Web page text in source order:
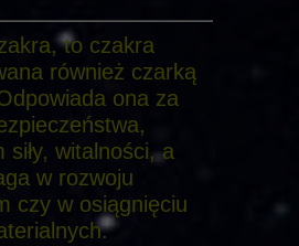
to czakra
również czarką
ona za
siły, witalności, a
w rozwoju
czy w osiągnięciu